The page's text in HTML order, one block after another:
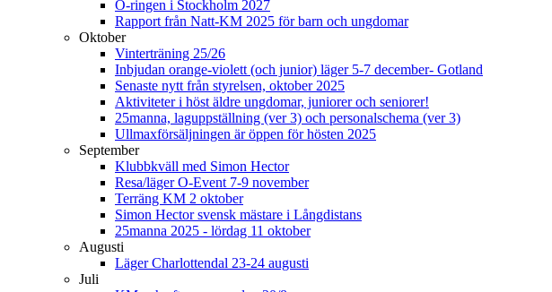
O-ringen i Stockholm 2027
Rapport från Natt-KM 2025 för barn och ungdomar
Oktober
Vinterträning 25/26
Inbjudan orange-violett (och junior) läger 5-7 december- Gotland
Senaste nytt från styrelsen, oktober 2025
Aktiviteter i höst äldre ungdomar, juniorer och seniorer!
25manna, laguppställning (ver 3) och personalschema (ver 3)
Ullmaxförsäljningen är öppen för hösten 2025
September
Klubbkväll med Simon Hector
Resa/läger O-Event 7-9 november
Terräng KM 2 oktober
Simon Hector svensk mästare i Långdistans
25manna 2025 - lördag 11 oktober
Augusti
Läger Charlottendal 23-24 augusti
Juli